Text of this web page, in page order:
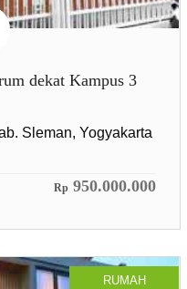
dekat Kampus 3
Sleman, Yogyakarta
Rp 950.000.000
RUMAH